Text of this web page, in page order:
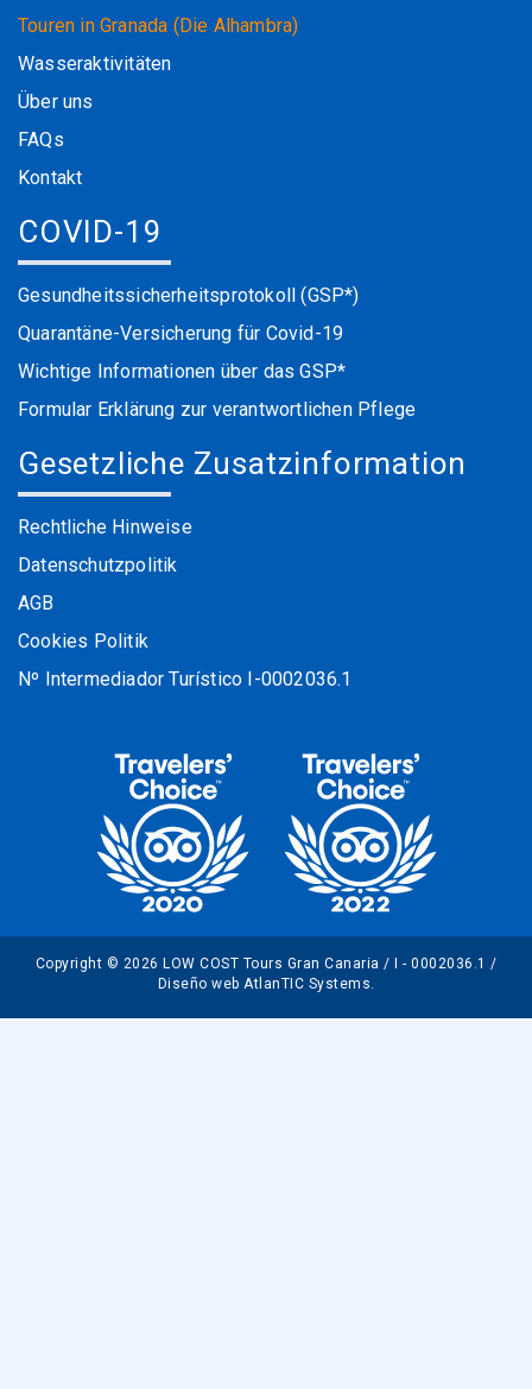
Touren in Granada (Die Alhambra)
Wasseraktivitäten
Über uns
FAQs
Kontakt
COVID-19
Gesundheitssicherheitsprotokoll (GSP*)
Quarantäne-Versicherung für Covid-19
Wichtige Informationen über das GSP*
Formular Erklärung zur verantwortlichen Pflege
Gesetzliche Zusatzinformation
Rechtliche Hinweise
Datenschutzpolitik
AGB
Cookies Politik
Nº Intermediador Turístico I-0002036.1
Copyright © 2026 LOW COST Tours Gran Canaria / I - 0002036.1 /
Diseño web AtlanTIC Systems.